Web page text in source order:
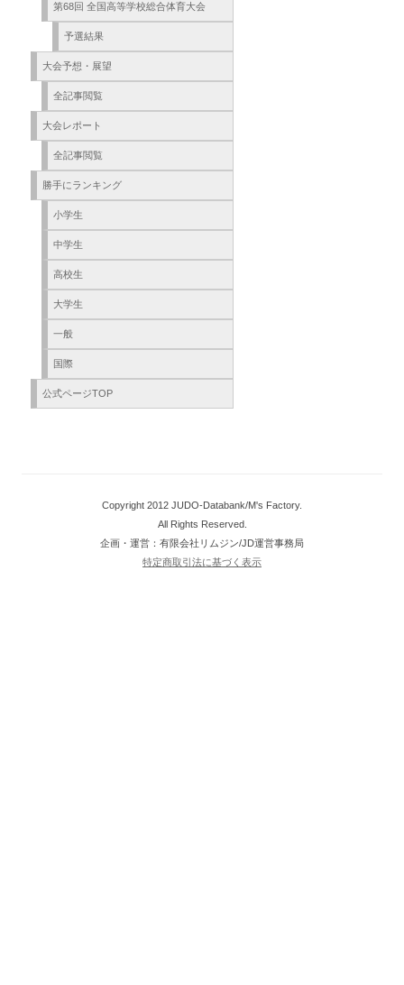
第68回 全国高等学校総合体育大会
予選結果
大会予想・展望
全記事閲覧
大会レポート
全記事閲覧
勝手にランキング
小学生
中学生
高校生
大学生
一般
国際
公式ページTOP
Copyright 2012 JUDO-Databank/M's Factory.
All Rights Reserved.
企画・運営：有限会社リムジン/JD運営事務局
特定商取引法に基づく表示